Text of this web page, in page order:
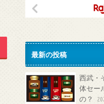
最新の投稿
西武・
体セー
の？